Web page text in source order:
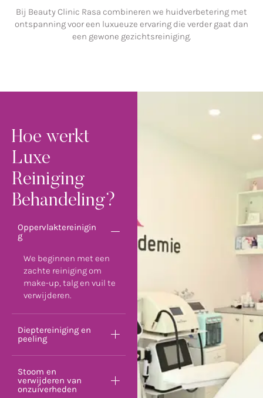
Bij Beauty Clinic Rasa combineren we huidverbetering met
ontspanning voor een luxueuze ervaring die verder gaat dan
een gewone gezichtsreiniging.
Hoe werkt
Luxe
Reiniging
Behandeling?
Oppervlaktereinigin
g
We beginnen met een
zachte reiniging om
make-up, talg en vuil te
verwijderen.
Dieptereiniging en
peeling
Stoom en
verwijderen van
onzuiverheden